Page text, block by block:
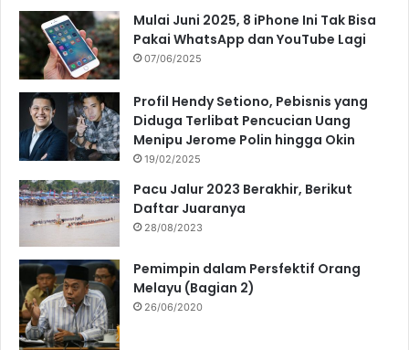
Mulai Juni 2025, 8 iPhone Ini Tak Bisa
Pakai WhatsApp dan YouTube Lagi
07/06/2025
Profil Hendy Setiono, Pebisnis yang
Diduga Terlibat Pencucian Uang
Menipu Jerome Polin hingga Okin
19/02/2025
Pacu Jalur 2023 Berakhir, Berikut
Daftar Juaranya
28/08/2023
Pemimpin dalam Persfektif Orang
Melayu (Bagian 2)
26/06/2020